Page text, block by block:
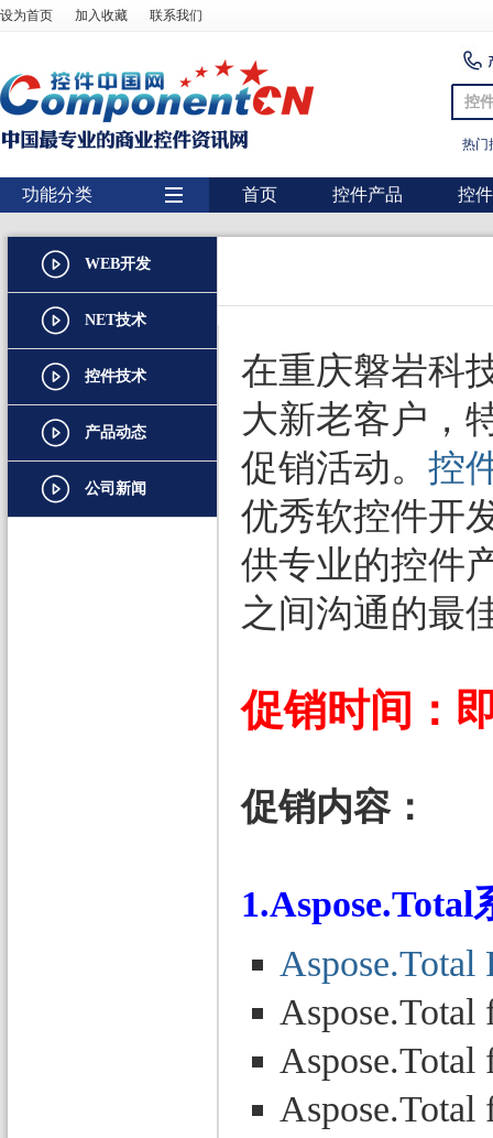
设为首页 加入收藏 联系我们
控
热门
功能分类
用户界面
报表
图表
图形图像处理
扫描识别
数据库
条形码
首页 控件产品 控
WEB开发
NET技术
控件技术
产品动态
公司新闻
在重庆磐岩科
大新老客户，
促销活动。 控
优秀软控件开
供专业的控件
之间沟通的最
促销时间：
促销内容：
1.Aspose.Total
Aspose.Total
Aspose.Total
Aspose.Total
Aspose.Total